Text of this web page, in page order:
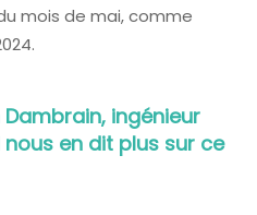
mois de mai, comme
ingénieur
nous en dit plus sur ce